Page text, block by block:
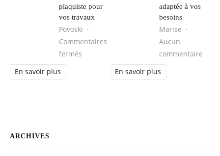
plaquiste pour
vos travaux
Povoski
Commentaires
fermés sur Comment choisir une entreprise de
En savoir plus
adaptée à vos
besoins
Marise
Aucun
commentaire
En savoir plus
ARCHIVES